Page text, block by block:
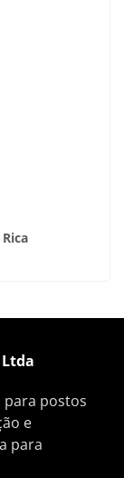
para postos
e
para